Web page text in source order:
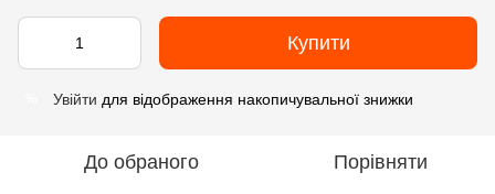
Купити
Увійти для відображення накопичувальної знижки
До обраного Порівняти